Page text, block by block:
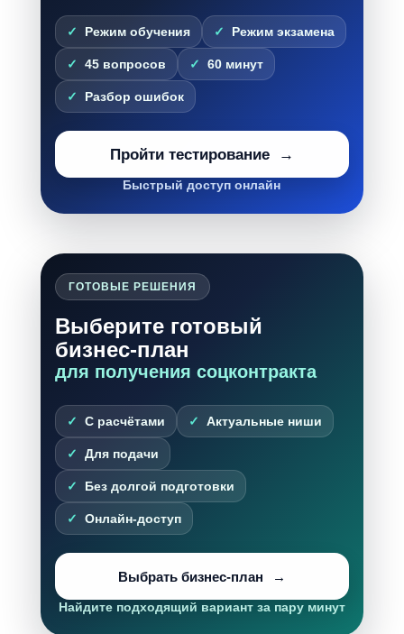
Режим обучения Режим экзамена
45 вопросов 60 минут
Разбор ошибок
Пройти тестирование
Быстрый доступ онлайн
ГОТОВЫЕ РЕШЕНИЯ
Выберите готовый
бизнес-план
для получения соцконтракта
С расчётами Актуальные ниши
Для подачи
Без долгой подготовки
Онлайн-доступ
Выбрать бизнес-план
Найдите подходящий вариант за пару минут